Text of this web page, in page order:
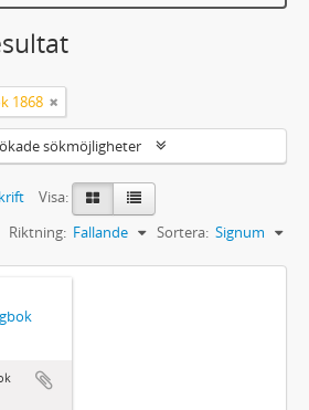
1868
sökmöjligheter
Visa:
Sortera: Signum
Riktning: Fallande